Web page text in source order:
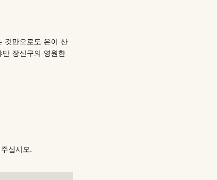
것만으로도 은이 산
장신구의 영원한
십시오.